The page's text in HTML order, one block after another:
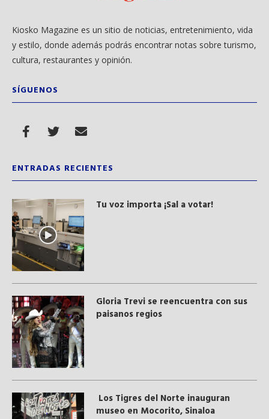
Kiosko Magazine es un sitio de noticias, entretenimiento, vida
y estilo, donde además podrás encontrar notas sobre turismo,
cultura, restaurantes y opinión.
SÍGUENOS
ENTRADAS RECIENTES
Tu voz importa ¡Sal a votar!
Gloria Trevi se reencuentra con sus
paisanos regios
Los Tigres del Norte inauguran
museo en Mocorito, Sinaloa